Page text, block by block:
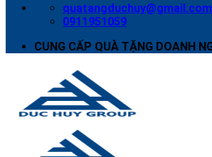
quatangduchuy@gmail.com
0911951059
CUNG CẤP QUÀ TẶNG DOANH